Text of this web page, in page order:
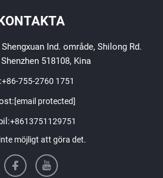
Ind. område, Shilong Rd.
518108, Kina
+86-755-2760 1751
[email protected]
+8613751129751
möjligt att göra det.